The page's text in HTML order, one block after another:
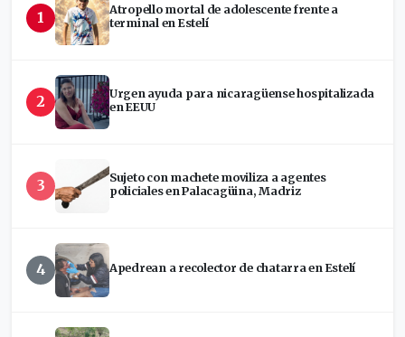
1
Atropello mortal de adolescente frente a
terminal en Estelí
2
Urgen ayuda para nicaragüense hospitalizada
en EEUU
3
Sujeto con machete moviliza a agentes
policiales en Palacagüina, Madriz
4 Apedrean a recolector de chatarra en Estelí